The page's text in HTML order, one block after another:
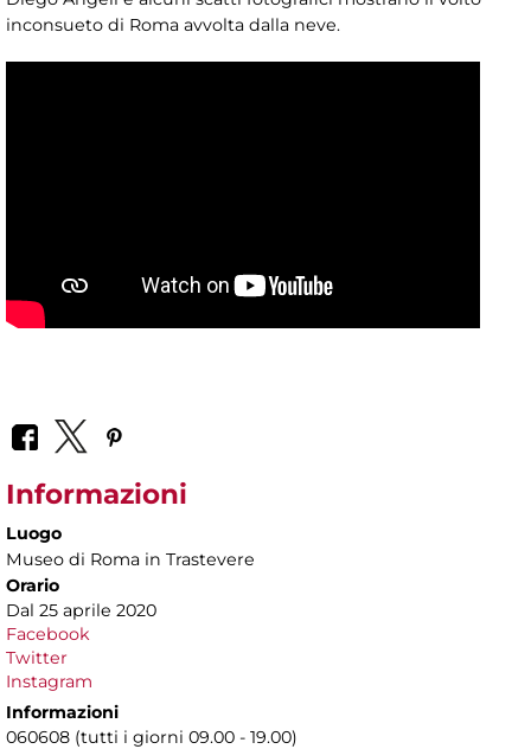
inconsueto di Roma avvolta dalla neve.
Informazioni
Luogo
Museo di Roma in Trastevere
Orario
Dal 25 aprile 2020
Facebook
Twitter
Instagram
Informazioni
060608 (tutti i giorni 09.00 - 19.00)